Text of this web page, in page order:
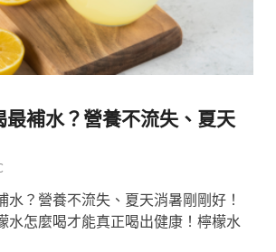
最補水？營養不流失、夏天
水？營養不流失、夏天消暑剛剛好！
水怎麼喝才能真正喝出健康！檸檬水